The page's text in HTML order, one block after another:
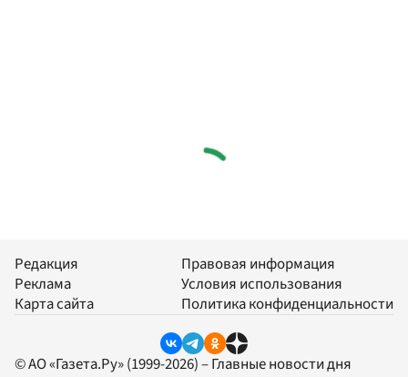
Редакция
Реклама
Карта сайта
Правовая информация
Условия использования
Политика конфиденциальности
© АО «Газета.Ру» (1999-2026) – Главные новости дня